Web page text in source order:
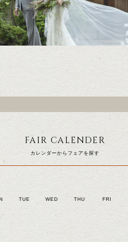
FAIR CALENDER
カレンダーからフェアを探す
TUE WED THU FRI